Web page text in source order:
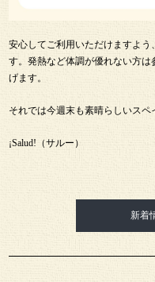
安心してご利用いただけますよ
す。発熱など体調が優れない方
げます。
それでは今週末も素晴らしいスペ
¡Salud!（サルー）
新着